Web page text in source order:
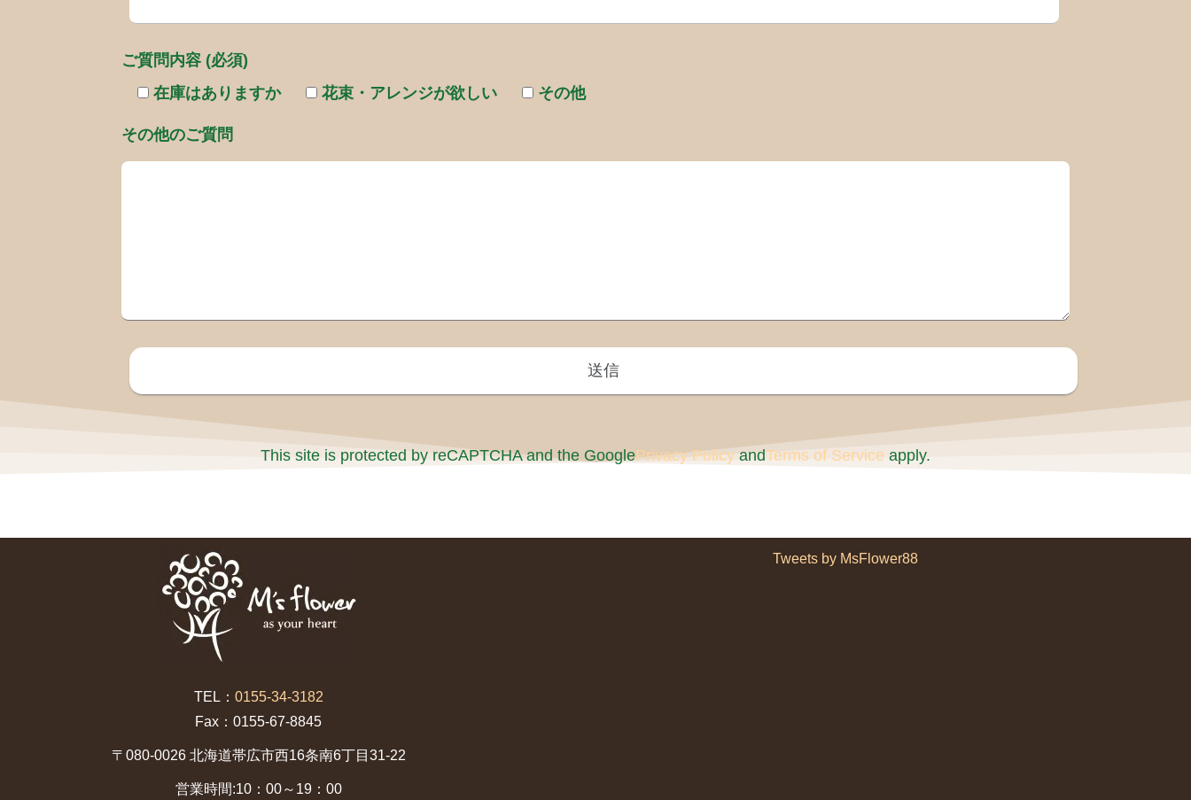
ご質問内容 (必須)
在庫はありますか
花束・アレンジが欲しい その他
その他のご質問
This site is protected by reCAPTCHA and the GooglePrivacy Policy andTerms of Service apply.
TEL： 0155-34-3182
Fax：0155-67-8845
〒080-0026 北海道帯広市西16条南6丁目31-22
営業時間:10：00～19：00
Tweets by MsFlower88